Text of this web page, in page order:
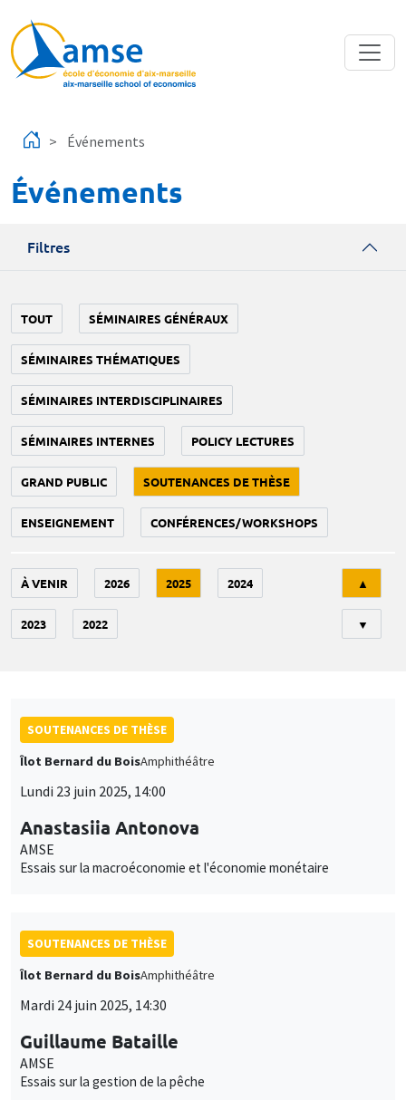
Événements
Événements
Filtres
TOUT SÉMINAIRES GÉNÉRAUX
SÉMINAIRES THÉMATIQUES
SÉMINAIRES INTERDISCIPLINAIRES
SÉMINAIRES INTERNES POLICY LECTURES
GRAND PUBLIC SOUTENANCES DE THÈSE
ENSEIGNEMENT CONFÉRENCES/WORKSHOPS
À VENIR 2026 2025 2024
2023 2022
▲
▼
SOUTENANCES DE THÈSE
Îlot Bernard du BoisAmphithéâtre
Lundi 23 juin 2025, 14:00
Anastasiia Antonova
AMSE
Essais sur la macroéconomie et l'économie monétaire
SOUTENANCES DE THÈSE
Îlot Bernard du BoisAmphithéâtre
Mardi 24 juin 2025, 14:30
Guillaume Bataille
AMSE
Essais sur la gestion de la pêche